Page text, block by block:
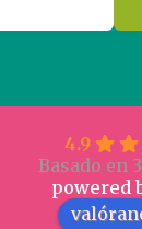
4.9
Basado en
powered